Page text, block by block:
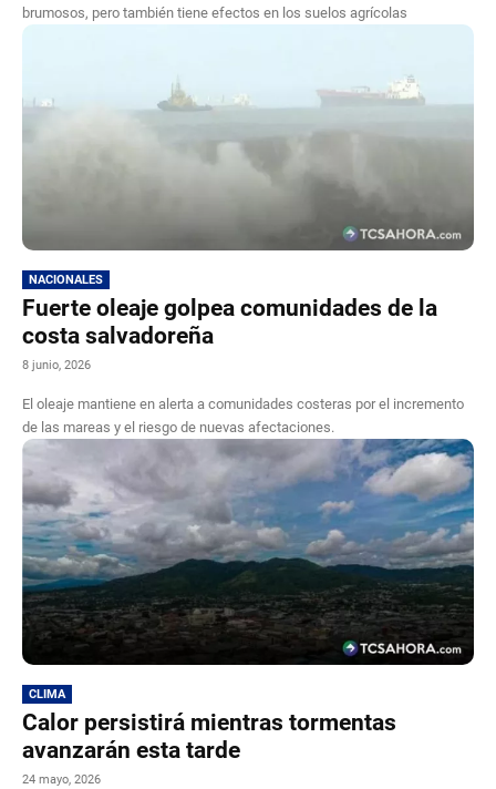
brumosos, pero también tiene efectos en los suelos agrícolas
NACIONALES
Fuerte oleaje golpea comunidades de la
costa salvadoreña
8 junio, 2026
El oleaje mantiene en alerta a comunidades costeras por el incremento
de las mareas y el riesgo de nuevas afectaciones.
CLIMA
Calor persistirá mientras tormentas
avanzarán esta tarde
24 mayo, 2026